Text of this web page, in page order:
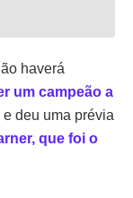
haverá
um campeão a
e deu uma prévia
que foi o